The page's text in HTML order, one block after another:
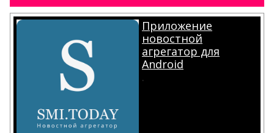
Приложение
новостной
агрегатор для
Android
.